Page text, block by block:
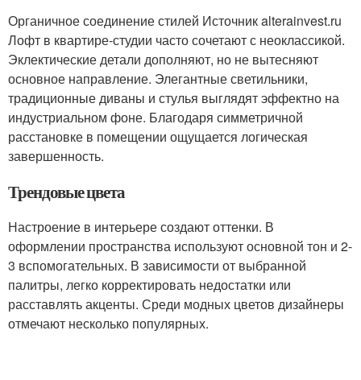
Органичное соединение стилей Источник alterainvest.ru
Лофт в квартире-студии часто сочетают с неоклассикой.
Эклектические детали дополняют, но не вытесняют
основное направление. Элегантные светильники,
традиционные диваны и стулья выглядят эффектно на
индустриальном фоне. Благодаря симметричной
расстановке в помещении ощущается логическая
завершенность.
Трендовые цвета
Настроение в интерьере создают оттенки. В
оформлении пространства используют основной тон и 2-
3 вспомогательных. В зависимости от выбранной
палитры, легко корректировать недостатки или
расставлять акценты. Среди модных цветов дизайнеры
отмечают несколько популярных.